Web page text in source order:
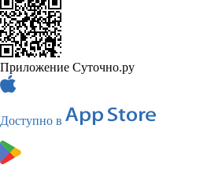
Приложение Суточно.ру
Доступно в